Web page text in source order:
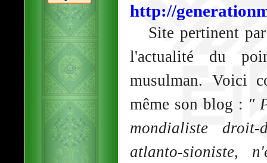
http://
Site pertinent par
l'actualité du
musulman. Voici
même son blog : "
mondialiste
atlanto-sioniste,